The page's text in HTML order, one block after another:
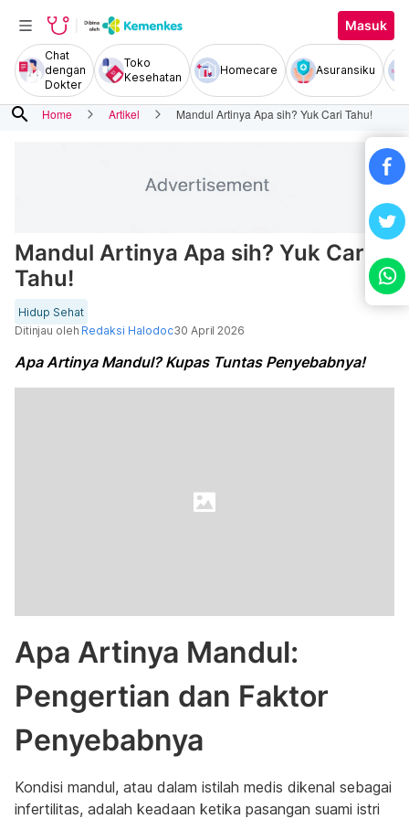
Masuk
Chat
dengan
Dokter
Toko
Kesehatan
Homecare Asuransiku
search Home Artikel Mandul Artinya Apa sih? Yuk Cari Tahu!
Mandul Artinya Apa sih? Yuk Cari
Tahu!
Hidup Sehat
Ditinjau oleh Redaksi Halodoc30 April 2026
Apa Artinya Mandul? Kupas Tuntas Penyebabnya!
Apa Artinya Mandul:
Pengertian dan Faktor
Penyebabnya
Kondisi mandul, atau dalam istilah medis dikenal sebagai
infertilitas, adalah keadaan ketika pasangan suami istri